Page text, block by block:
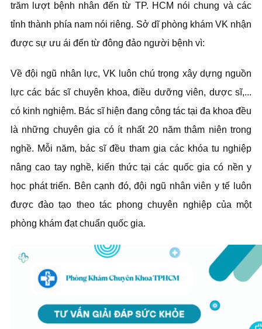
trăm lượt bệnh nhân đến từ TP. HCM nói chung và các
tỉnh thành phía nam nói riêng. Sở dĩ phòng khám VK nhận
được sự ưu ái đến từ đông đảo người bệnh vì:
Về đội ngũ nhân lực, VK luôn chú trọng xây dựng nguồn
lực các bác sĩ chuyên khoa, điều dưỡng viên, dược sĩ,...
có kinh nghiệm. Bác sĩ hiện đang công tác tại đa khoa đều
là những chuyên gia có ít nhất 20 năm thâm niên trong
nghề. Mỗi năm, bác sĩ đều tham gia các khóa tu nghiệp
nâng cao tay nghề, kiến thức tại các quốc gia có nền y
học phát triển. Bên cạnh đó, đội ngũ nhân viên y tế luôn
được đào tạo theo tác phong chuyên nghiệp của một
phòng khám đạt chuẩn quốc gia.